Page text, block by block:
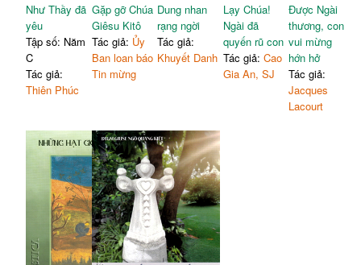
Như Thầy đã
yêu
Tập số: Năm
C
Tác giả:
Thiên Phúc
Gặp gỡ Chúa
Giêsu Kitô
Tác giả: Ủy
Ban loan báo
Tin mừng
Dung nhan
rạng ngời
Tác giả:
Khuyết Danh
Lạy Chúa!
Ngài đã
quyến rũ con
Tác giả: Cao
Gia An, SJ
Được Ngài
thương, con
vui mừng
hớn hở
Tác giả:
Jacques
Lacourt